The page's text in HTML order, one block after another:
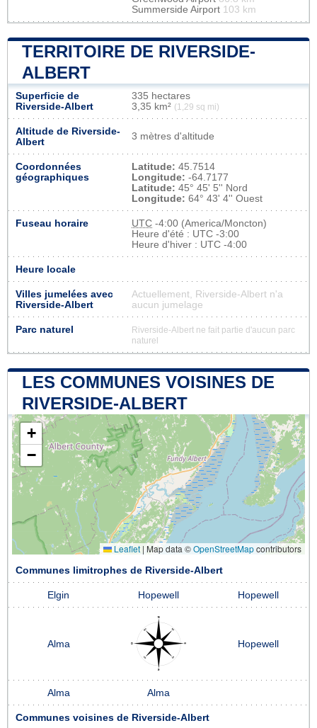
Summerside Airport 103 km
TERRITOIRE DE RIVERSIDE-
ALBERT
Superficie de
Riverside-Albert
335 hectares
3,35 km² (1,29 sq mi)
Altitude de Riverside-
Albert
3 mètres d'altitude
Coordonnées
géographiques
Latitude: 45.7514
Longitude: -64.7177
Latitude: 45° 45' 5'' Nord
Longitude: 64° 43' 4'' Ouest
Fuseau horaire UTC -4:00 (America/Moncton)
Heure d'été : UTC -3:00
Heure d'hiver : UTC -4:00
Heure locale
Villes jumelées avec
Riverside-Albert
Actuellement, Riverside-Albert n'a
aucun jumelage
Parc naturel
Riverside-Albert ne fait partie d'aucun parc
naturel
LES COMMUNES VOISINES DE
RIVERSIDE-ALBERT
+
−
Leaflet | Map data ©OpenStreetMapcontributors
Communes limitrophes de Riverside-Albert
Elgin Hopewell Hopewell
Alma Hopewell
Alma Alma
Communes voisines de Riverside-Albert